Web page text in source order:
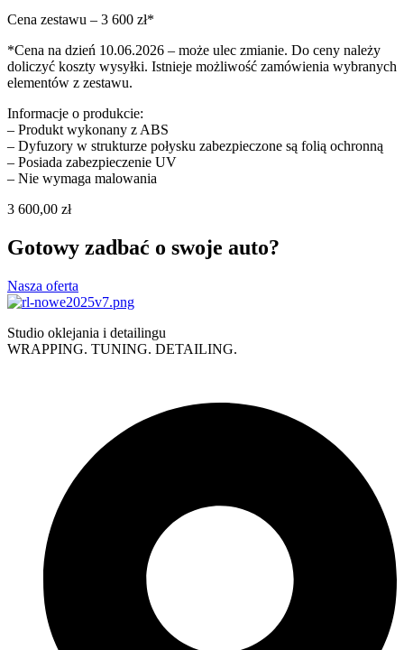
Cena zestawu – 3 600 zł*
*Cena na dzień 10.06.2026 – może ulec zmianie. Do ceny należy
doliczyć koszty wysyłki. Istnieje możliwość zamówienia wybranych
elementów z zestawu.
Informacje o produkcie:
– Produkt wykonany z ABS
– Dyfuzory w strukturze połysku zabezpieczone są folią ochronną
– Posiada zabezpieczenie UV
– Nie wymaga malowania
3 600,00 zł
Gotowy zadbać o swoje auto?
Nasza oferta
Studio oklejania i detailingu
WRAPPING. TUNING. DETAILING.